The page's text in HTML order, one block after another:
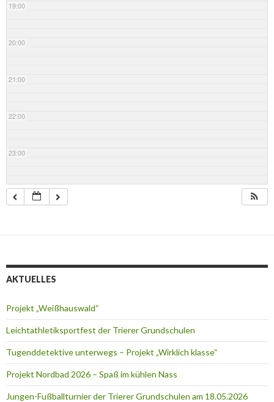
19:00
20:00
21:00
22:00
23:00
AKTUELLES
Projekt „Weißhauswald“
Leichtathletiksportfest der Trierer Grundschulen
Tugenddetektive unterwegs – Projekt „Wirklich klasse“
Projekt Nordbad 2026 – Spaß im kühlen Nass
Jungen-Fußballturnier der Trierer Grundschulen am 18.05.2026